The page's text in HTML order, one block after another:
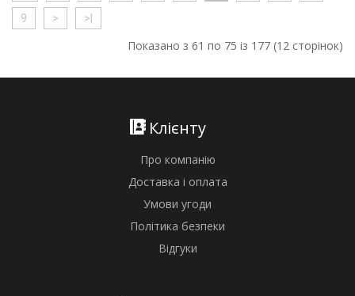
9 > >|
Показано з 61 по 75 із 177 (12 сторінок)
Клієнту
Про компанію
Доставка і оплата
Умови угоди
Політика безпеки
Відгуки